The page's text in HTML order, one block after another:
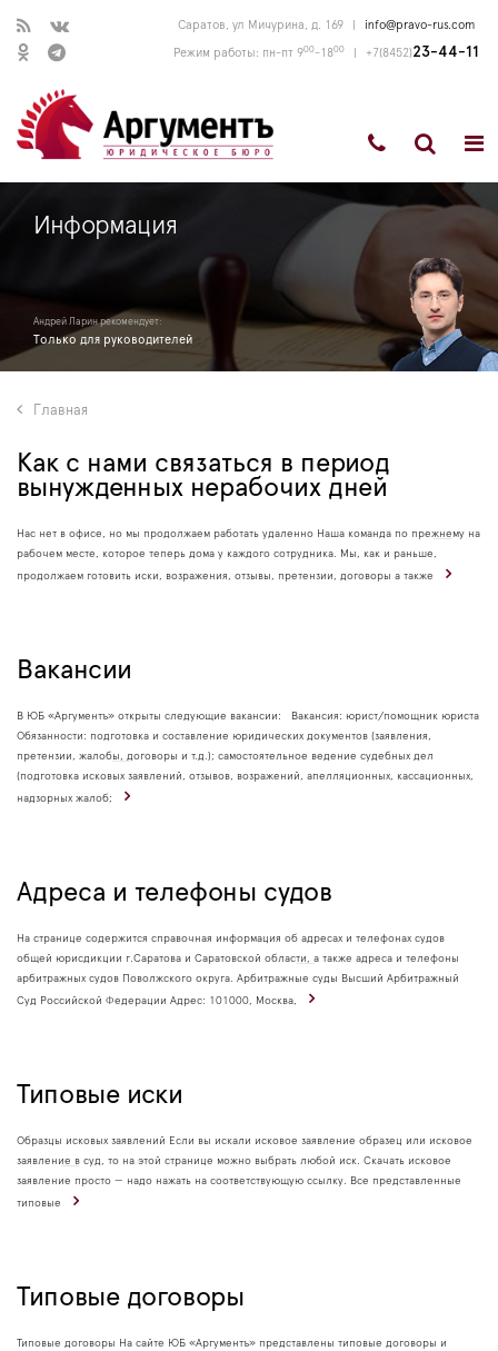
Саратов, ул Мичурина, д. 169 info@pravo-rus.com
Режим работы: пн-пт 900-1800 +7(8452)23-44-11
Информация
Андрей Ларин рекомендует:
Только для руководителей
Главная
Как с нами связаться в период
вынужденных нерабочих дней
Нас нет в офисе, но мы продолжаем работать удаленно Наша команда по прежнему на
рабочем месте, которое теперь дома у каждого сотрудника. Мы, как и раньше,
продолжаем готовить иски, возражения, отзывы, претензии, договоры а также
Вакансии
В ЮБ «Аргументъ» открыты следующие вакансии: Вакансия: юрист/помощник юриста
Обязанности: подготовка и составление юридических документов (заявления,
претензии, жалобы, договоры и т.д.); самостоятельное ведение судебных дел
(подготовка исковых заявлений, отзывов, возражений, апелляционных, кассационных,
надзорных жалоб;
Адреса и телефоны судов
На странице содержится справочная информация об адресах и телефонах судов
общей юрисдикции г.Саратова и Саратовской области, а также адреса и телефоны
арбитражных судов Поволжского округа. Арбитражные суды Высший Арбитражный
Суд Российской Федерации Адрес: 101000, Москва,
Типовые иски
Образцы исковых заявлений Если вы искали исковое заявление образец или исковое
заявление в суд, то на этой странице можно выбрать любой иск. Скачать исковое
заявление просто — надо нажать на соответствующую ссылку. Все представленные
типовые
Типовые договоры
Типовые договоры На сайте ЮБ «Аргументъ» представлены типовые договоры и